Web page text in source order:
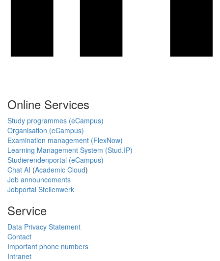
Online Services
Study programmes (eCampus)
Organisation (eCampus)
Examination management (FlexNow)
Learning Management System (Stud.IP)
Studierendenportal (eCampus)
Chat AI (Academic Cloud)
Job announcements
Jobportal Stellenwerk
Service
Data Privacy Statement
Contact
Important phone numbers
Intranet